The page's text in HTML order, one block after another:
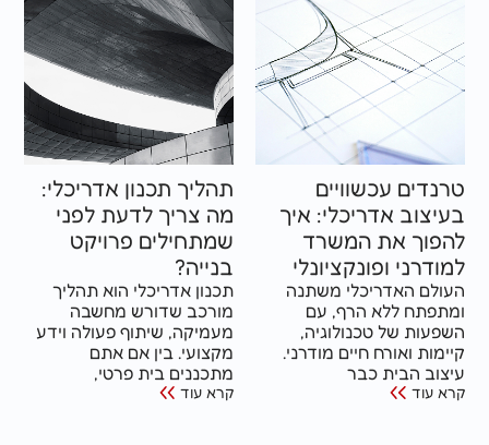
עכשוויים
אדריכלי: איך
את המשרד
ופונקציונלי
האדריכלי משתנה
ללא הרף, עם
של טכנולוגיה,
ואורח חיים מודרני.
הבית כבר
תהליך תכנון אדריכלי:
מה צריך לדעת לפני
שמתחילים פרויקט
תכנון אדריכלי הוא תהליך
מורכב שדורש מחשבה
מעמיקה, שיתוף פעולה וידע
מקצועי. בין אם אתם
מתכננים בית פרטי,